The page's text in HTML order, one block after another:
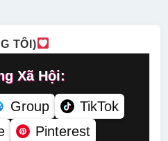
TÔI)
Xã Hội:
Group
TikTok
Pinterest